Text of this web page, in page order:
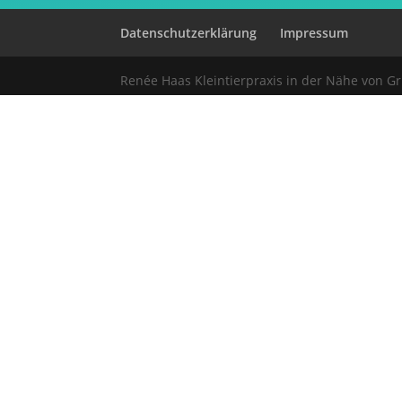
Datenschutzerklärung Impressum
Renée Haas Kleintierpraxis in der Nähe von